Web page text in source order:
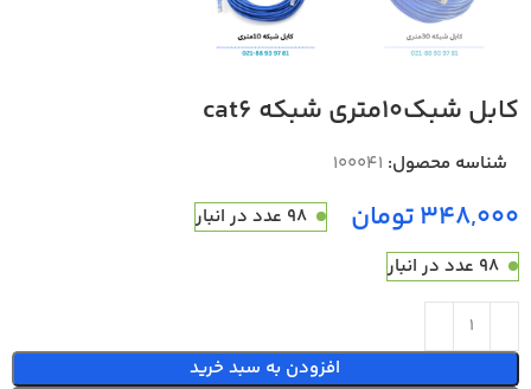
کابل شبک10متری شبکه cat6
شناسه محصول: 100041
تومان
98 عدد در انبار
98 عدد در انبار
افزودن به سبد خرید